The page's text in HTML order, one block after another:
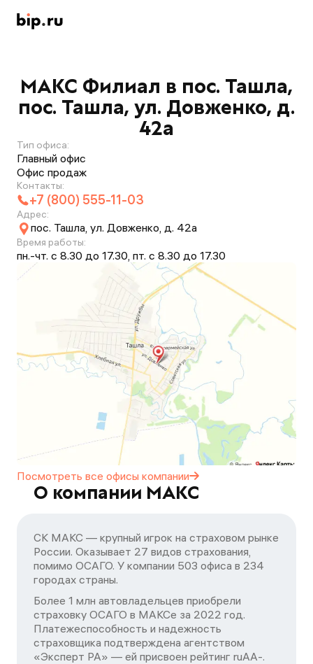
МАКС Филиал в пос. Ташла,
пос. Ташла, ул. Довженко, д.
42а
Тип офиса:
Главный офис
Офис продаж
Контакты:
+7 (800) 555-11-03
Адрес:
пос. Ташла, ул. Довженко, д. 42а
Время работы:
пн.-чт. с 8.30 до 17.30, пт. с 8.30 до 17.30
Посмотреть все офисы компании
О компании МАКС
СК МАКС — крупный игрок на страховом рынке
России. Оказывает 27 видов страхования,
помимо ОСАГО. У компании 503 офиса в 234
городах страны.
Более 1 млн автовладельцев приобрели
страховку ОСАГО в МАКСе за 2022 год.
Платежеспособность и надежность
страховщика подтверждена агентством
«Эксперт РА» — ей присвоен рейтинг ruАA-.